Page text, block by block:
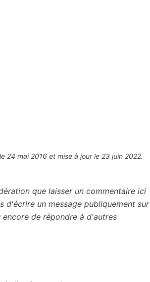
24 mai 2016 et mise à jour le 23 juin 2022.
que laisser un commentaire ici
d'écrire un message publiquement sur
de répondre à d'autres